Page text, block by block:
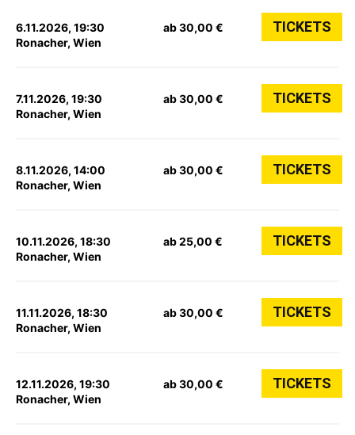
6.11.2026, 19:30
Ronacher, Wien
ab 30,00 € TICKETS
7.11.2026, 19:30
Ronacher, Wien
ab 30,00 € TICKETS
8.11.2026, 14:00
Ronacher, Wien
ab 30,00 € TICKETS
10.11.2026, 18:30
Ronacher, Wien
ab 25,00 € TICKETS
11.11.2026, 18:30
Ronacher, Wien
ab 30,00 € TICKETS
12.11.2026, 19:30
Ronacher, Wien
ab 30,00 € TICKETS